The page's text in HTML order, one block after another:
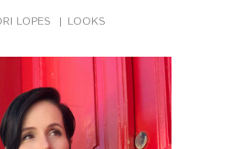
LOPES LOOKS